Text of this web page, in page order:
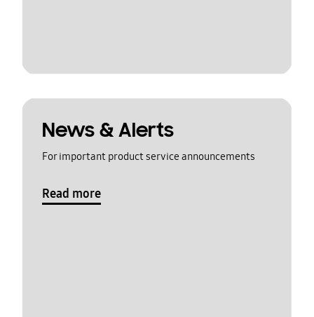
News & Alerts
For important product service announcements
Read more